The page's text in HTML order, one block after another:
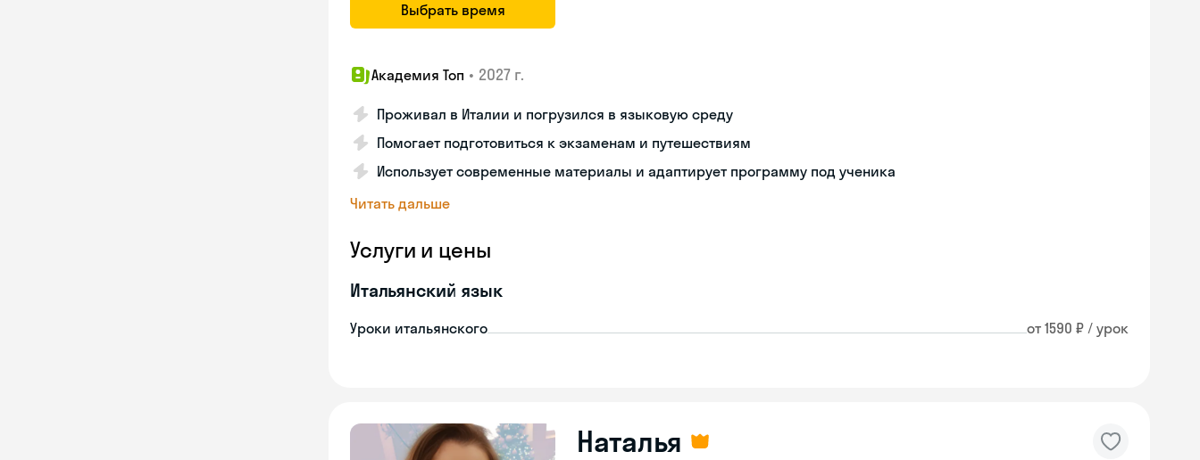
Выбрать время
Академия Топ • 2027 г.
Проживал в Италии и погрузился в языковую среду
Помогает подготовиться к экзаменам и путешествиям
Использует современные материалы и адаптирует программу под ученика
Читать дальше
Услуги и цены
Итальянский язык
Уроки итальянского от 1590 ₽ / урок
Наталья